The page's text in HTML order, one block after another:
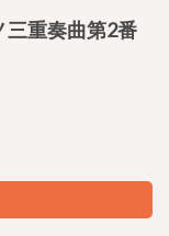
三重奏曲第2番